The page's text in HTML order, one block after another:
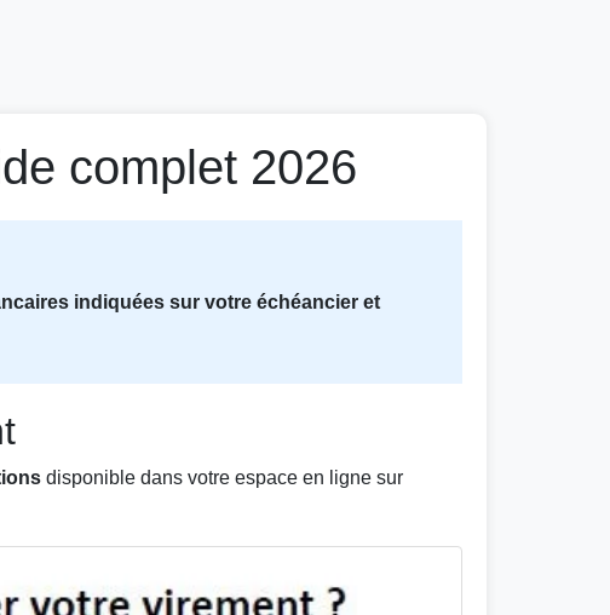
complet 2026
indiquées sur votre échéancier et
disponible dans votre espace en ligne sur